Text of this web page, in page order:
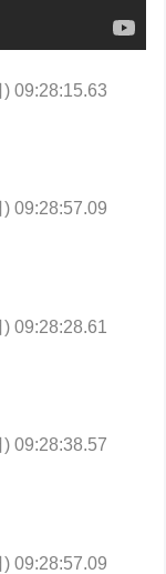
09:28:15.63
09:28:57.09
09:28:28.61
09:28:38.57
09:28:57.09